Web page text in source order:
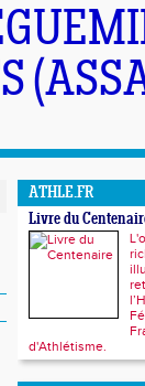
ATHLE.FR
Livre du
d'Athlétisme.